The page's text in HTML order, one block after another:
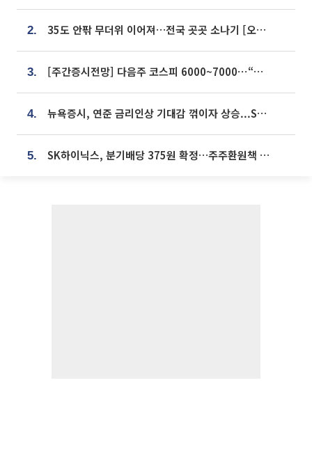
2. 35도 안팎 무더위 이어져…전국 곳곳 소나기 [오늘 날씨]
3. [주간증시전망] 다음주 코스피 6000~7000⋯“外人 수급은 정책이 변수”
4. 뉴욕증시, 연준 금리인상 기대감 꺾이자 상승...S&P500 사상 최고치 [종합]
5. SK하이닉스, 분기배당 375원 확정…주주환원책 9월로 앞당겨 발표